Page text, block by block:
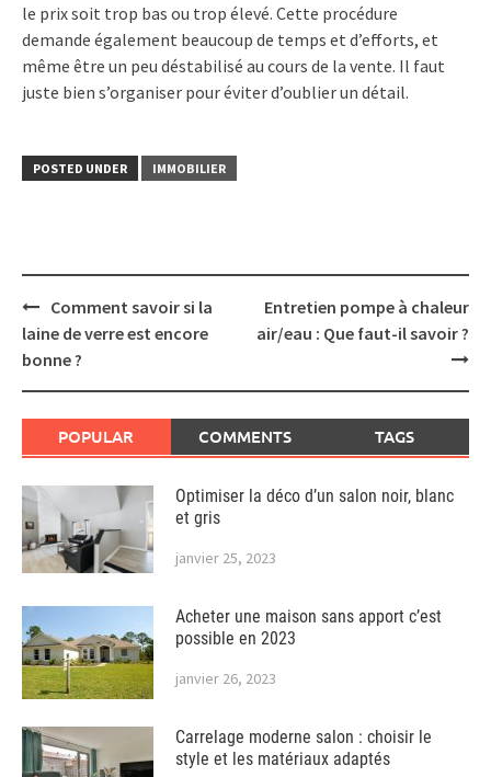
le prix soit trop bas ou trop élevé. Cette procédure
demande également beaucoup de temps et d’efforts, et
même être un peu déstabilisé au cours de la vente. Il faut
juste bien s’organiser pour éviter d’oublier un détail.
POSTED UNDER IMMOBILIER
Post
navigation
Comment savoir si la
laine de verre est encore
bonne ?
Entretien pompe à chaleur
air/eau : Que faut-il savoir ?
POPULAR COMMENTS TAGS
Optimiser la déco d’un salon noir, blanc
et gris
janvier 25, 2023
Acheter une maison sans apport c’est
possible en 2023
janvier 26, 2023
Carrelage moderne salon : choisir le
style et les matériaux adaptés